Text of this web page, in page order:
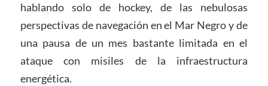
hablando solo de hockey, de las nebulosas
perspectivas de navegación en el Mar Negro y de
una pausa de un mes bastante limitada en el
ataque con misiles de la infraestructura
energética.